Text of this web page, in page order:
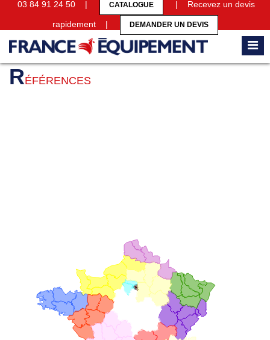
03 84 91 24 50 | CATALOGUE | Recevez un devis
rapidement | DEMANDER UN DEVIS
Accueil Références
RÉFÉRENCES